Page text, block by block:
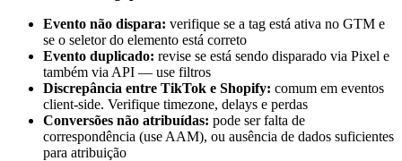
Evento não dispara: verifique se a tag está ativa no GTM e
se o seletor do elemento está correto
Evento duplicado: revise se está sendo disparado via Pixel e
também via API — use filtros
Discrepância entre TikTok e Shopify: comum em eventos
client-side. Verifique timezone, delays e perdas
Conversões não atribuídas: pode ser falta de
correspondência (use AAM), ou ausência de dados suficientes
para atribuição